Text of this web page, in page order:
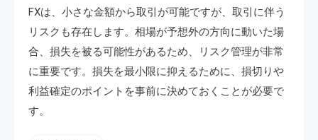
FXは、小さな金額から取引が可能ですが、取引に伴う
リスクも存在します。相場が予想外の方向に動いた場
合、損失を被る可能性があるため、リスク管理が非常
に重要です。損失を最小限に抑えるために、損切りや
利益確定のポイントを事前に決めておくことが必要で
す。